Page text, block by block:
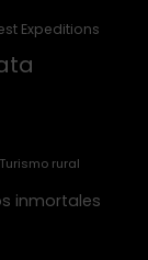
Expeditions
Turismo rural
inmortales